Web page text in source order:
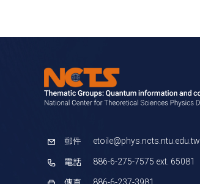
郵件 etoile@phys.ncts.ntu.edu.tw
電話 886-6-275-7575 ext. 65081